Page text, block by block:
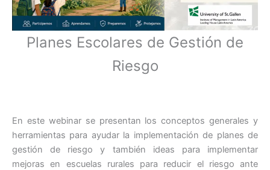
Planes Escolares de Gestión de
Riesgo
En este webinar se presentan los conceptos generales y
herramientas para ayudar la implementación de planes de
gestión de riesgo y también ideas para implementar
mejoras en escuelas rurales para reducir el riesgo ante